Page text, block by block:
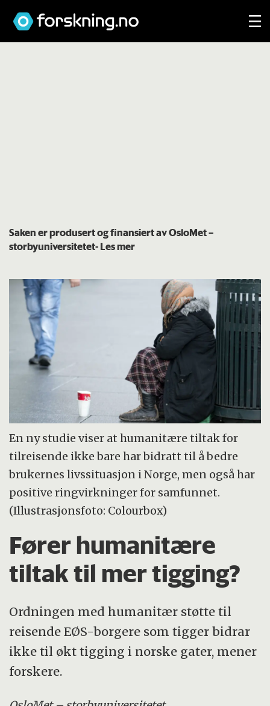
Saken er produsert og finansiert av OsloMet –
storbyuniversitetet- Les mer
En ny studie viser at humanitære tiltak for
tilreisende ikke bare har bidratt til å bedre
brukernes livssituasjon i Norge, men også har
positive ringvirkninger for samfunnet.
(Illustrasjonsfoto: Colourbox)
Fører humanitære
tiltak til mer tigging?
Ordningen med humanitær støtte til
reisende EØS-borgere som tigger bidrar
ikke til økt tigging i norske gater, mener
forskere.